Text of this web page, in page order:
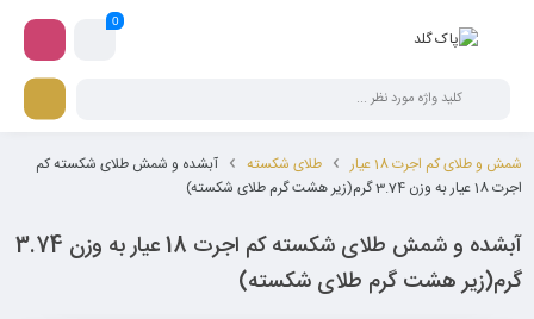
0
شمش و طلای کم اجرت 18 عیار طلای شکسته
آبشده و شمش طلای شکسته کم
اجرت 18 عیار به وزن 3.74 گرم(زیر هشت گرم طلای شکسته)
آبشده و شمش طلای شکسته کم اجرت 18 عیار به وزن 3.74
گرم(زیر هشت گرم طلای شکسته)